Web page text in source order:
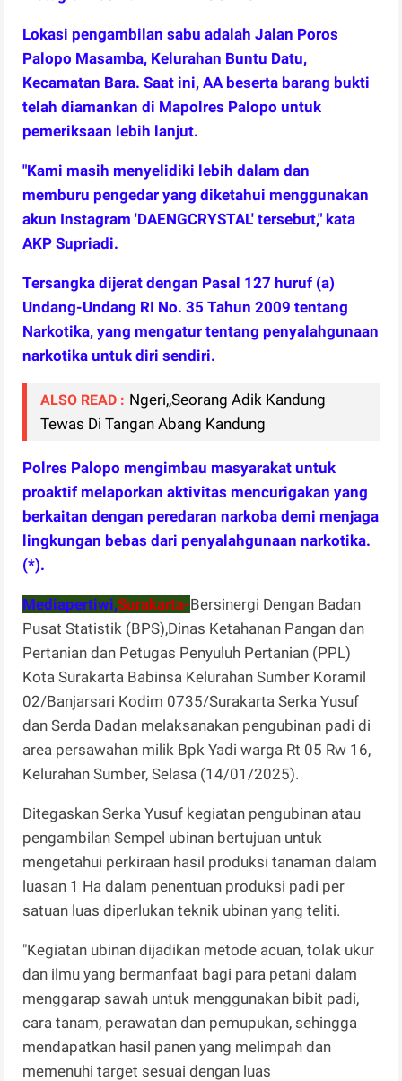
Lokasi pengambilan sabu adalah Jalan Poros
Palopo Masamba, Kelurahan Buntu Datu,
Kecamatan Bara. Saat ini, AA beserta barang bukti
telah diamankan di Mapolres Palopo untuk
pemeriksaan lebih lanjut.
"Kami masih menyelidiki lebih dalam dan
memburu pengedar yang diketahui menggunakan
akun Instagram 'DAENGCRYSTAL' tersebut," kata
AKP Supriadi.
Tersangka dijerat dengan Pasal 127 huruf (a)
Undang-Undang RI No. 35 Tahun 2009 tentang
Narkotika, yang mengatur tentang penyalahgunaan
narkotika untuk diri sendiri.
ALSO READ : Ngeri,,Seorang Adik Kandung
Tewas Di Tangan Abang Kandung
Polres Palopo mengimbau masyarakat untuk
proaktif melaporkan aktivitas mencurigakan yang
berkaitan dengan peredaran narkoba demi menjaga
lingkungan bebas dari penyalahgunaan narkotika.
(*).
Mediapertiwi,Surakarta-Bersinergi Dengan Badan
Pusat Statistik (BPS),Dinas Ketahanan Pangan dan
Pertanian dan Petugas Penyuluh Pertanian (PPL)
Kota Surakarta Babinsa Kelurahan Sumber Koramil
02/Banjarsari Kodim 0735/Surakarta Serka Yusuf
dan Serda Dadan melaksanakan pengubinan padi di
area persawahan milik Bpk Yadi warga Rt 05 Rw 16,
Kelurahan Sumber, Selasa (14/01/2025).
Ditegaskan Serka Yusuf kegiatan pengubinan atau
pengambilan Sempel ubinan bertujuan untuk
mengetahui perkiraan hasil produksi tanaman dalam
luasan 1 Ha dalam penentuan produksi padi per
satuan luas diperlukan teknik ubinan yang teliti.
"Kegiatan ubinan dijadikan metode acuan, tolak ukur
dan ilmu yang bermanfaat bagi para petani dalam
menggarap sawah untuk menggunakan bibit padi,
cara tanam, perawatan dan pemupukan, sehingga
mendapatkan hasil panen yang melimpah dan
memenuhi target sesuai dengan luas